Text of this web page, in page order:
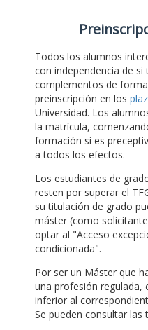
Todos los alumnos
con independencia de si
complementos de
preinscripción en los
Universidad. Los
la matrícula,
formación si es
a todos los efectos.
Los estudiantes de
resten por superar el
su titulación de grado
máster (como
optar al "Acceso
condicionada".
Por ser un Máster que
una profesión regulada,
inferior al
Se pueden consultar las